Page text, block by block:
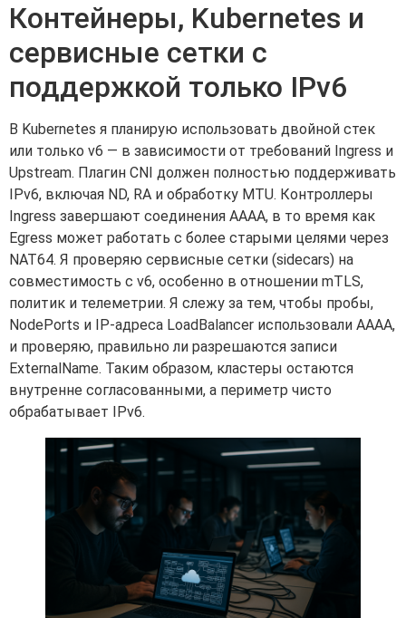
Контейнеры, Kubernetes и
сервисные сетки с
поддержкой только IPv6
В Kubernetes я планирую использовать двойной стек
или только v6 — в зависимости от требований Ingress и
Upstream. Плагин CNI должен полностью поддерживать
IPv6, включая ND, RA и обработку MTU. Контроллеры
Ingress завершают соединения AAAA, в то время как
Egress может работать с более старыми целями через
NAT64. Я проверяю сервисные сетки (sidecars) на
совместимость с v6, особенно в отношении mTLS,
политик и телеметрии. Я слежу за тем, чтобы пробы,
NodePorts и IP-адреса LoadBalancer использовали AAAA,
и проверяю, правильно ли разрешаются записи
ExternalName. Таким образом, кластеры остаются
внутренне согласованными, а периметр чисто
обрабатывает IPv6.